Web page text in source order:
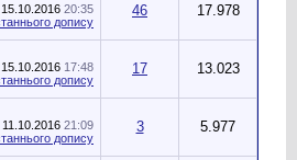
15.10.2016 20:35
46 17.978
15.10.2016 17:48
17 13.023
11.10.2016 21:09
3 5.977